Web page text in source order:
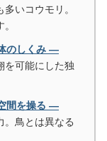
いコウモリ。
のしくみ ―
を可能にした独
間を操る ―
。鳥とは異なる